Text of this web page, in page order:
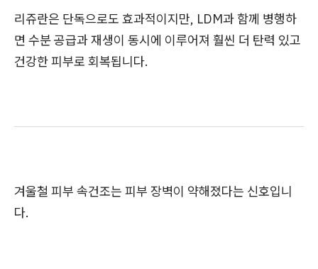
리쥬란은 단독으로도 효과적이지만, LDM과 함께 병행하
면 수분 공급과 재생이 동시에 이루어져 훨씬 더 탄력 있고
건강한 피부로 회복됩니다.
겨울철 피부 속건조는 피부 장벽이 약해졌다는 신호입니
다.